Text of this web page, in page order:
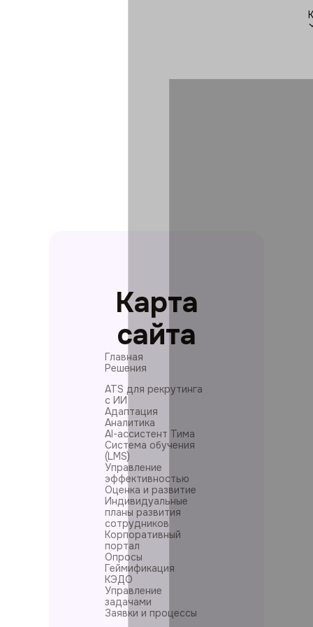
Карта
сайта
Главная
Решения
ATS для рекрутинга
с ИИ
Адаптация
Аналитика
AI-ассистент Тима
Система обучения
(LMS)
Управление
эффективностью
Оценка и развитие
Индивидуальные
планы развития
сотрудников
Корпоративный
портал
Опросы
Геймификация
КЭДО
Управление
задачами
Заявки и процессы